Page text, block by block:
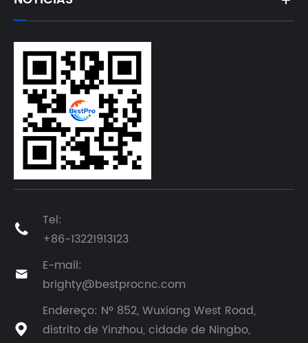

Tel:
+86-13221913123

E-mail:
brighty@bestprocnc.com

Endereço: Nº 852, Wuxiang West Road,
distrito de Yinzhou, cidade de Ningbo,